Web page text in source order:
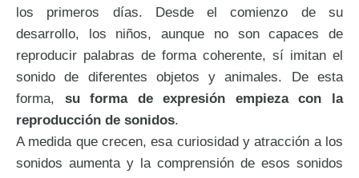
los primeros días. Desde el comienzo de su
desarrollo, los niños, aunque no son capaces de
reproducir palabras de forma coherente, sí imitan el
sonido de diferentes objetos y animales. De esta
forma, su forma de expresión empieza con la
reproducción de sonidos.
A medida que crecen, esa curiosidad y atracción a los
sonidos aumenta y la comprensión de esos sonidos